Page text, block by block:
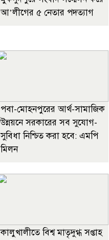
আ’লীগের ৫ নেতার পদত্যাগ
পবা-মোহনপুরের আর্থ-সামাজিক
উন্নয়নে সরকারের সব সুযোগ-
সুবিধা নিশ্চিত করা হবে: এমপি
মিলন
কালুখালীতে বিশ্ব মাতৃদুগ্ধ সপ্তাহ